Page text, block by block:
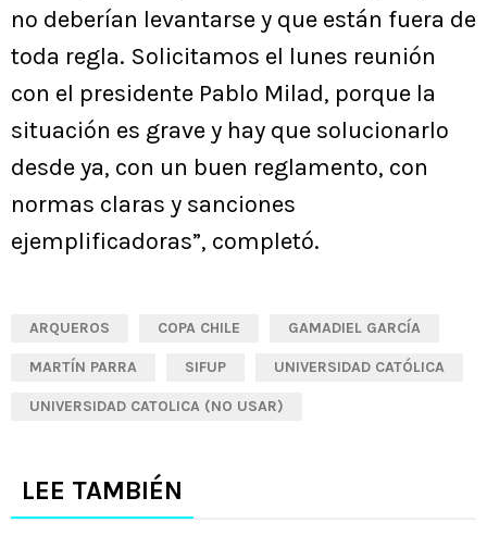
no deberían levantarse y que están fuera de
toda regla. Solicitamos el lunes reunión
con el presidente Pablo Milad, porque la
situación es grave y hay que solucionarlo
desde ya, con un buen reglamento, con
normas claras y sanciones
ejemplificadoras”, completó.
ARQUEROS COPA CHILE GAMADIEL GARCÍA
MARTÍN PARRA SIFUP UNIVERSIDAD CATÓLICA
UNIVERSIDAD CATOLICA (NO USAR)
LEE TAMBIÉN